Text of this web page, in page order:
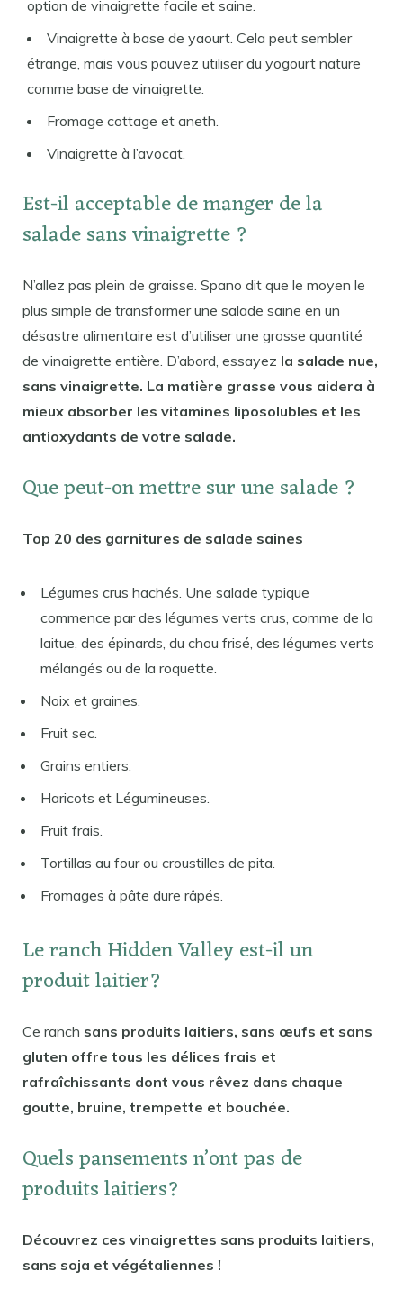
option de vinaigrette facile et saine.
Vinaigrette à base de yaourt. Cela peut sembler
étrange, mais vous pouvez utiliser du yogourt nature
comme base de vinaigrette.
Fromage cottage et aneth.
Vinaigrette à l’avocat.
Est-il acceptable de manger de la
salade sans vinaigrette ?
N’allez pas plein de graisse. Spano dit que le moyen le
plus simple de transformer une salade saine en un
désastre alimentaire est d’utiliser une grosse quantité
de vinaigrette entière. D’abord, essayez la salade nue,
sans vinaigrette. La matière grasse vous aidera à
mieux absorber les vitamines liposolubles et les
antioxydants de votre salade.
Que peut-on mettre sur une salade ?
Top 20 des garnitures de salade saines
Légumes crus hachés. Une salade typique
commence par des légumes verts crus, comme de la
laitue, des épinards, du chou frisé, des légumes verts
mélangés ou de la roquette.
Noix et graines.
Fruit sec.
Grains entiers.
Haricots et Légumineuses.
Fruit frais.
Tortillas au four ou croustilles de pita.
Fromages à pâte dure râpés.
Le ranch Hidden Valley est-il un
produit laitier?
Ce ranch sans produits laitiers, sans œufs et sans
gluten offre tous les délices frais et
rafraîchissants dont vous rêvez dans chaque
goutte, bruine, trempette et bouchée.
Quels pansements n’ont pas de
produits laitiers?
Découvrez ces vinaigrettes sans produits laitiers,
sans soja et végétaliennes !